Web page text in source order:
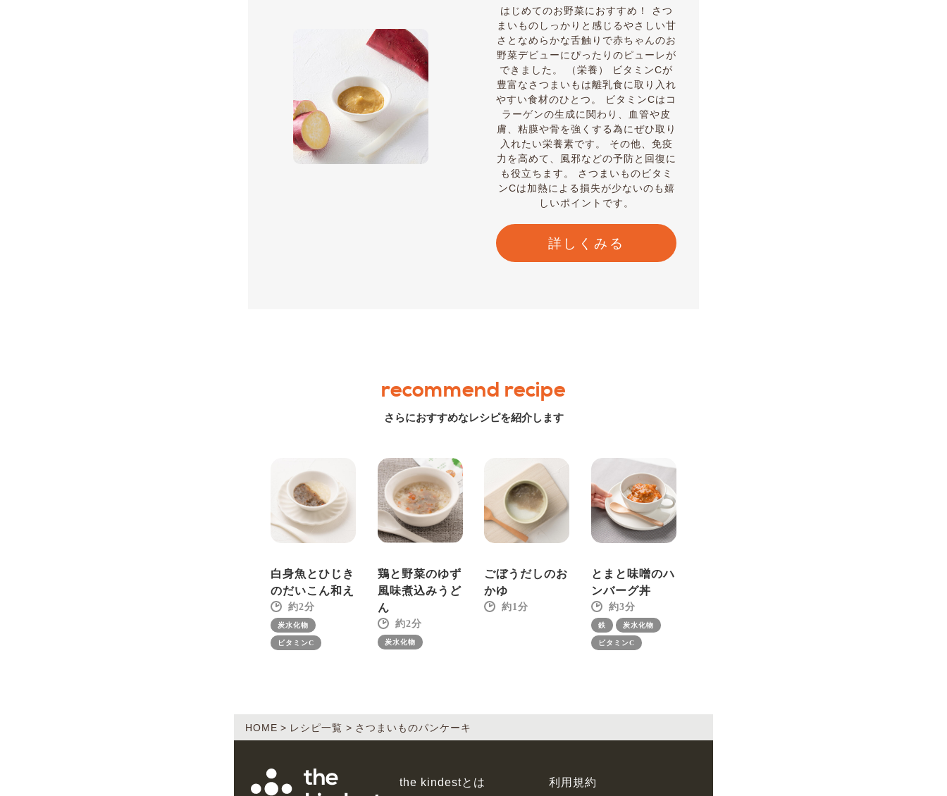
はじめてのお野菜におすすめ！ さつ
まいものしっかりと感じるやさしい甘
さとなめらかな舌触りで赤ちゃんのお
野菜デビューにぴったりのピューレが
できました。 （栄養） ビタミンCが
豊富なさつまいもは離乳食に取り入れ
やすい食材のひとつ。 ビタミンCはコ
ラーゲンの生成に関わり、血管や皮
膚、粘膜や骨を強くする為にぜひ取り
入れたい栄養素です。 その他、免疫
力を高めて、風邪などの予防と回復に
も役立ちます。 さつまいものビタミ
ンCは加熱による損失が少ないのも嬉
しいポイントです。
詳しくみる
recommend recipe
さらにおすすめなレシピを紹介します
白身魚とひじき
のだいこん和え
2
炭水化物
ビタミンC
鶏と野菜のゆず
風味煮込みうど
ん
2
炭水化物
ごぼうだしのお
かゆ
1
とまと味噌のハ
ンバーグ丼
3
鉄 炭水化物
ビタミンC
HOME レシピ一覧 さつまいものパンケーキ
the kindestとは 利用規約